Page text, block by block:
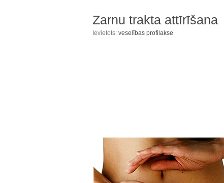
Zarnu trakta attīrīšana
Ievietots: veselības profilakse